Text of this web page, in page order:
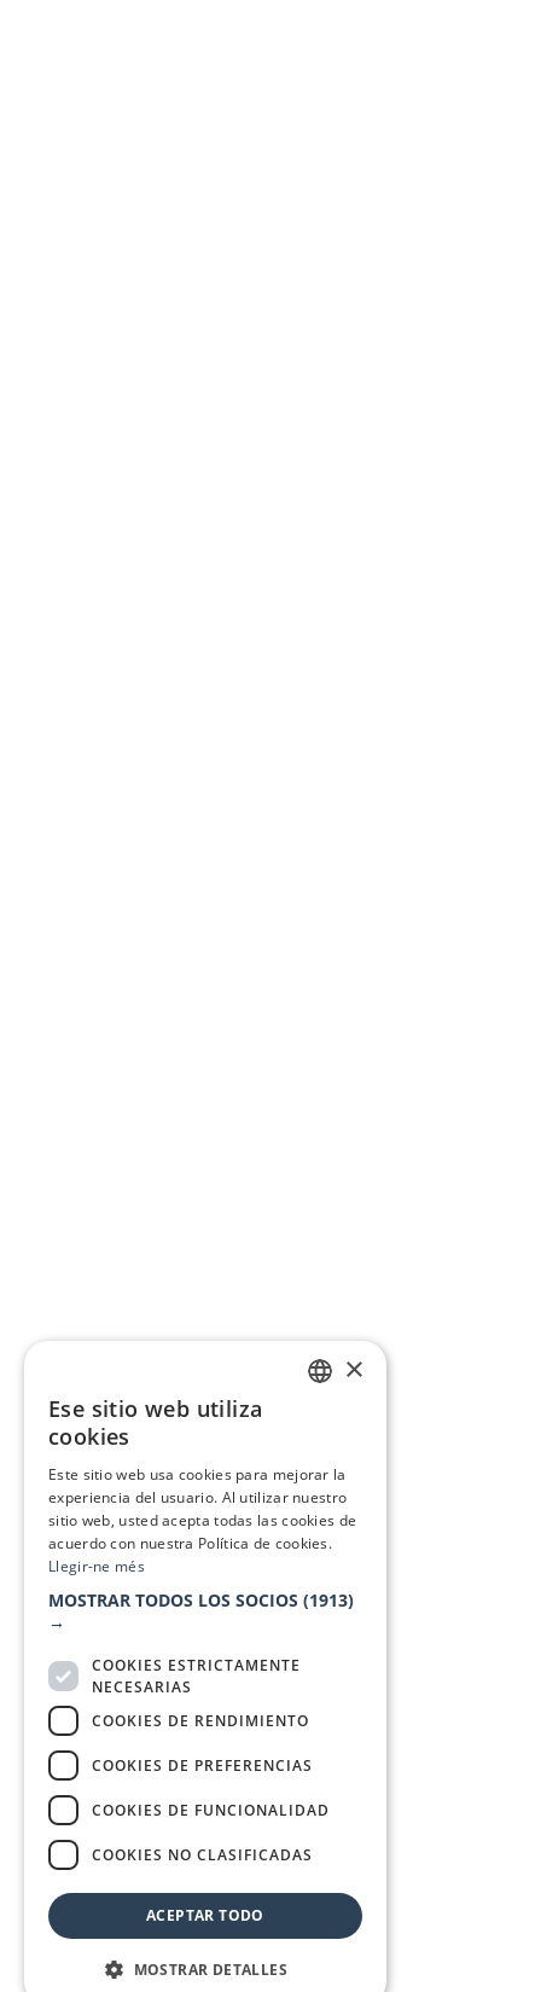
×
Ese sitio web utiliza
cookies
Este sitio web usa cookies para mejorar la
experiencia del usuario. Al utilizar nuestro
sitio web, usted acepta todas las cookies de
acuerdo con nuestra Política de cookies.
Llegir-ne més
MOSTRAR TODOS LOS SOCIOS (1913)
→
COOKIES ESTRICTAMENTE
NECESARIAS
COOKIES DE RENDIMIENTO
COOKIES DE PREFERENCIAS
COOKIES DE FUNCIONALIDAD
COOKIES NO CLASIFICADAS
ACEPTAR TODO
MOSTRAR DETALLES